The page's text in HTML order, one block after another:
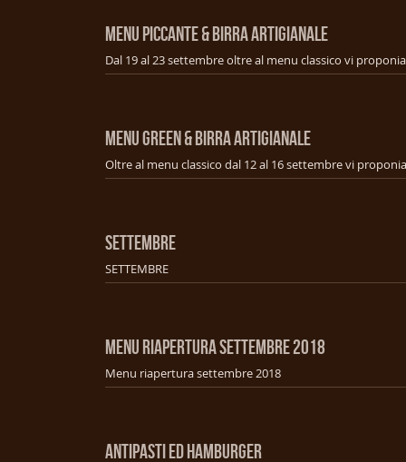
MENU PICCANTE & BIRRA ARTIGIANALE
MENU GREEN & BIRRA ARTIGIANALE
SETTEMBRE
SETTEMBRE
MENU RIAPERTURA SETTEMBRE 2018
Menu riapertura settembre 2018
ANTIPASTI ED HAMBURGER